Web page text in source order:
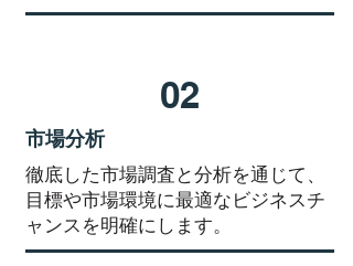
02
市場分析
徹底した市場調査と分析を通じて、
目標や市場環境に最適なビジネスチ
ャンスを明確にします。